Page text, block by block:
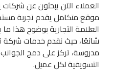
العملاء الآن يبحثون عن شركات
موقع متكامل يقدم تجربة
العلامة التجارية بوضوح هذا ما
شائعًا، حيث نقدم خدمات شركة
مدروسة، تركز على دمج الجوانب
التسويقية لكل عميل.